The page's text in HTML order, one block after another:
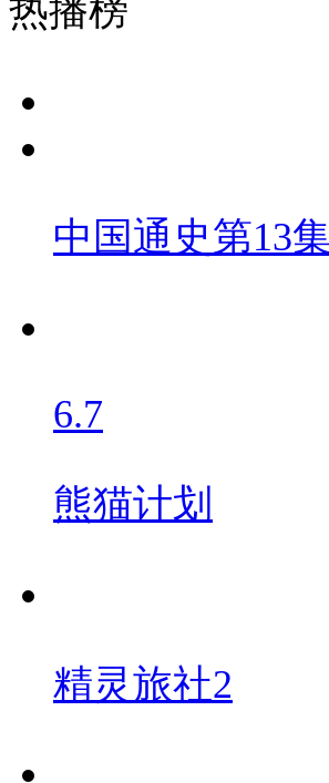
热播榜
中国通史第13
6.7
熊猫计划
精灵旅社2